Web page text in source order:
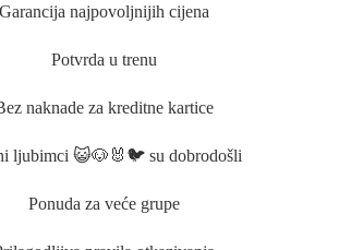
Garancija najpovoljnijih cijena
Potvrda u trenu
naknade za kreditne kartice
ljubimci 😺🐶🐰🐦 su dobrodošli
Ponuda za veće grupe